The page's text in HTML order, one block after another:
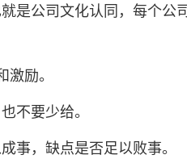
公司文化认同，每个公
励。
不要少给。
，缺点是否足以败事。